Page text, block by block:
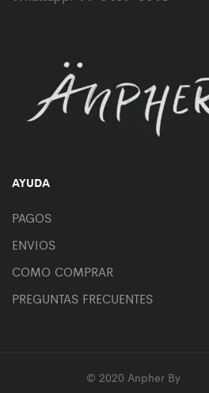
AYUDA
PAGOS
ENVIOS
COMO COMPRAR
PREGUNTAS FRECUENTES
© 2020 Anpher By